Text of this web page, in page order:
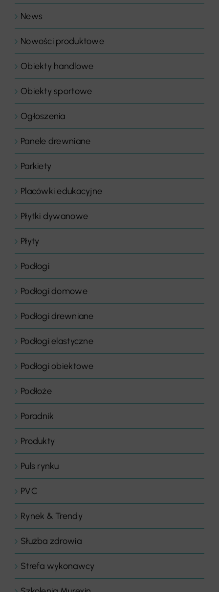
News
Nowości produktowe
Obiekty handlowe
Obiekty sportowe
Ogłoszenia
Panele drewniane
Parkiety
Placówki edukacyjne
Płytki dywanowe
Płyty
Podłogi
Podłogi domowe
Podłogi drewniane
Podłogi elastyczne
Podłogi obiektowe
Podłoże
Poradnik
Produkty
Puls rynku
PVC
Rynek & Trendy
Służba zdrowia
Strefa wykonawcy